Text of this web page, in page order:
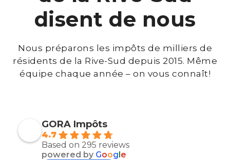
disent de nous
Nous préparons les impôts de milliers de
résidents de la Rive-Sud depuis 2015. Même
équipe chaque année – on vous connaît!
GORA Impôts
4.7
Based on 295 reviews
powered by Google